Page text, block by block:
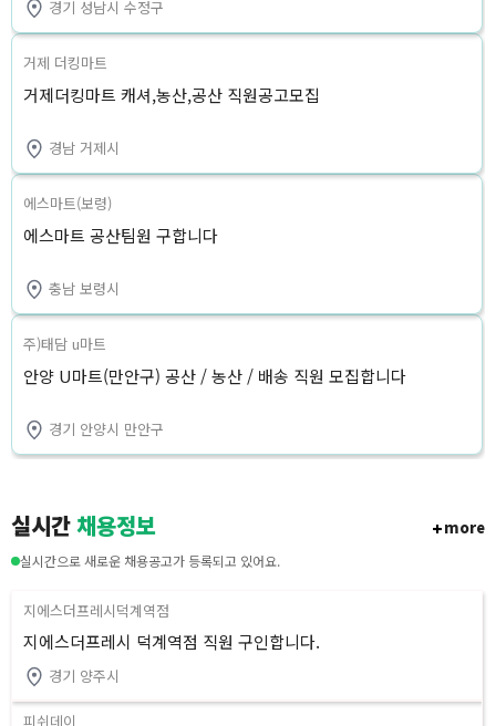
경기 성남시 수정구
거제 더킹마트
거제더킹마트 캐셔,농산,공산 직원공고모집
경남 거제시
에스마트(보령)
에스마트 공산팀원 구합니다
충남 보령시
주)태담 u마트
안양 U마트(만안구) 공산 / 농산 / 배송 직원 모집합니다
경기 안양시 만안구
실시간채용정보 more
실시간으로 새로운 채용공고가 등록되고 있어요.
지에스더프레시덕계역점
지에스더프레시 덕계역점 직원 구인합니다.
경기 양주시
피쉬데이